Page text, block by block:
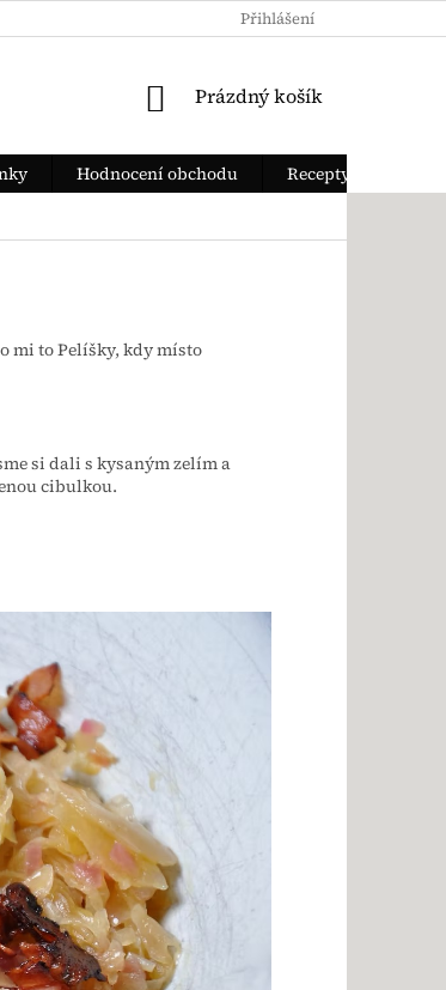
OSOBNÍCH ÚDAJŮ JAK ZAPLATIT
Přihlášení
NÁKUPNÍ KOŠÍK
Prázdný košík
Hodnocení obchodu
Recepty
mi to Pelíšky, kdy místo
si dali s kysaným zelím a
cibulkou.